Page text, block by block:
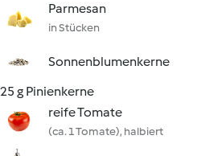
Parmesan
in Stücken
Sonnenblumenkerne
25 g Pinienkerne
reife Tomate
(ca. 1 Tomate), halbiert